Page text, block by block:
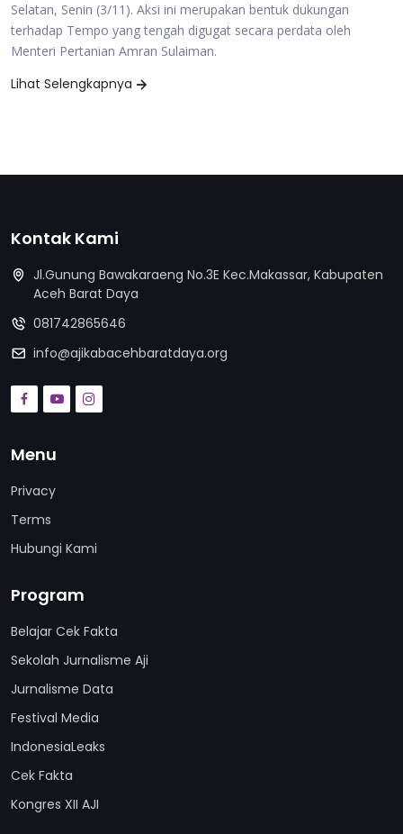
Selatan, Senin (3/11). Aksi ini merupakan bentuk dukungan
terhadap Tempo yang tengah digugat secara perdata oleh
Menteri Pertanian Amran Sulaiman.
Lihat Selengkapnya
Kontak Kami
Jl.Gunung Bawakaraeng No.3E Kec.Makassar, Kabupaten
Aceh Barat Daya
081742865646
info@ajikabacehbaratdaya.org
Menu
Privacy
Terms
Hubungi Kami
Program
Belajar Cek Fakta
Sekolah Jurnalisme Aji
Jurnalisme Data
Festival Media
IndonesiaLeaks
Cek Fakta
Kongres XII AJI